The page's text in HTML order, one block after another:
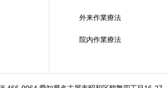
外来作業療法
院内作業療法